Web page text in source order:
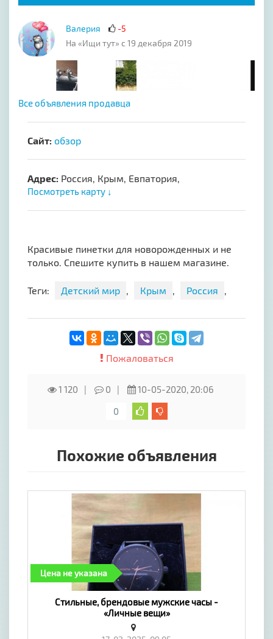
Валерия
-5
На «Ищи тут» с 19 декабря 2019
Все объявления продавца
Сайт: обзор
Адрес: Россия, Крым, Евпатория,
Посмотреть карту ↓
Красивые пинетки для новорожденных и не
только. Спешите купить в нашем магазине.
Теги: Детский мир , Крым , Россия ,
Пожаловаться
1 120 0
10-05-2020, 20:06
0
Похожие объявления
Цена не указана
Стильные, брендовые мужские часы -
«Личные вещи»